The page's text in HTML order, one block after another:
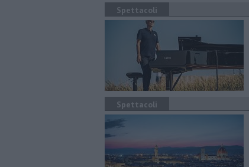
Spettacoli
Spettacoli